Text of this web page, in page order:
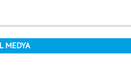
Yaz Ayları Artık Bir Mevsim Değil; Uyarı
Gündoğdu Yıldırım
5.08.2026
MEDYA